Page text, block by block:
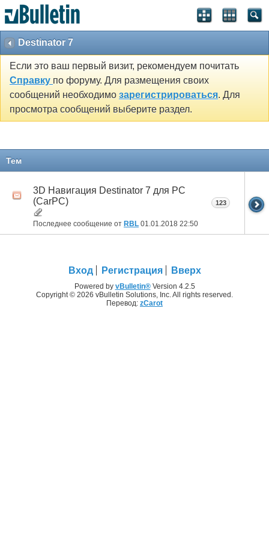
Destinator 7
Если это ваш первый визит, рекомендуем почитать
Справку по форуму. Для размещения своих
сообщений необходимо зарегистрироваться. Для
просмотра сообщений выберите раздел.
Тем
3D Навигация Destinator 7 для PC
(CarPC)
Последнее сообщение от RBL 01.01.2018 22:50
123
Вход Регистрация Вверх
Powered by vBulletin®Version 4.2.5
Copyright © 2026 vBulletin Solutions, Inc. All rights reserved.
Перевод: zCarot